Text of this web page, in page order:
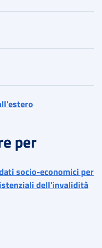
per
socio-economici per
dell'invalidità